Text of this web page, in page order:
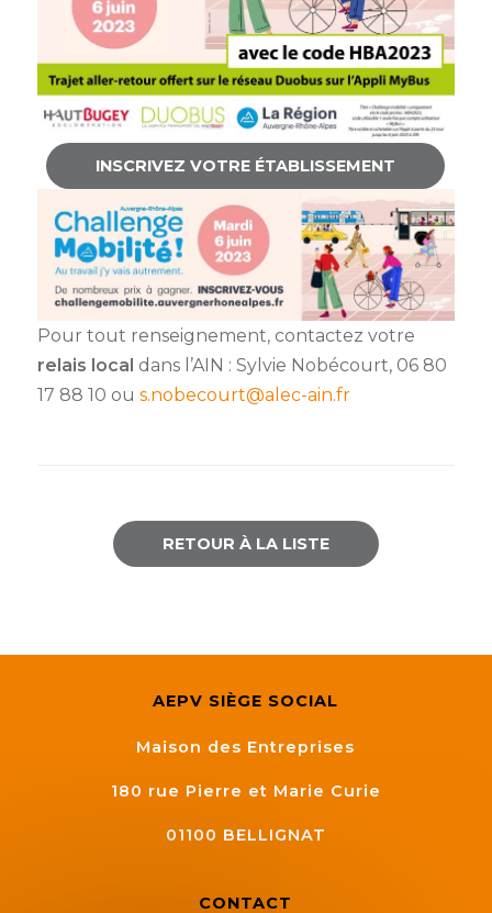
INSCRIVEZ VOTRE ÉTABLISSEMENT
Pour tout renseignement, contactez votre
relais local dans l’AIN : Sylvie Nobécourt, 06 80
17 88 10 ou s.nobecourt@alec-ain.fr
RETOUR À LA LISTE
AEPV SIÈGE SOCIAL
Maison des Entreprises
180 rue Pierre et Marie Curie
01100 BELLIGNAT
CONTACT